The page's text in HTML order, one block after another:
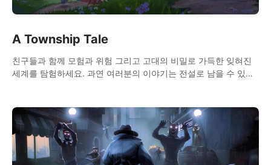
A Township Tale
친구들과 함께 모험과 위험 그리고 고대의 비밀로 가득한 잊혀진
세계를 탐험하세요. 과연 여러분의 이야기는 전설로 남을 수 있을